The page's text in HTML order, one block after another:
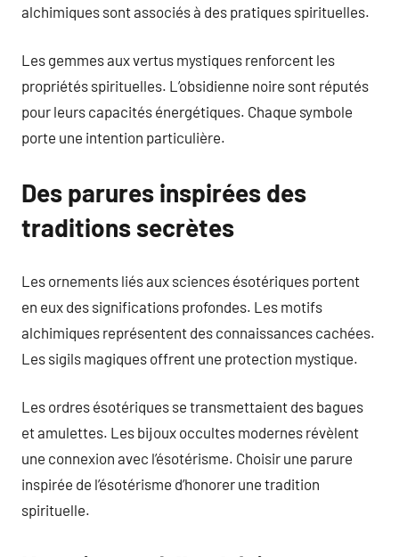
alchimiques sont associés à des pratiques spirituelles.
Les gemmes aux vertus mystiques renforcent les
propriétés spirituelles. L’obsidienne noire sont réputés
pour leurs capacités énergétiques. Chaque symbole
porte une intention particulière.
Des parures inspirées des
traditions secrètes
Les ornements liés aux sciences ésotériques portent
en eux des significations profondes. Les motifs
alchimiques représentent des connaissances cachées.
Les sigils magiques offrent une protection mystique.
Les ordres ésotériques se transmettaient des bagues
et amulettes. Les bijoux occultes modernes révèlent
une connexion avec l’ésotérisme. Choisir une parure
inspirée de l’ésotérisme d’honorer une tradition
spirituelle.